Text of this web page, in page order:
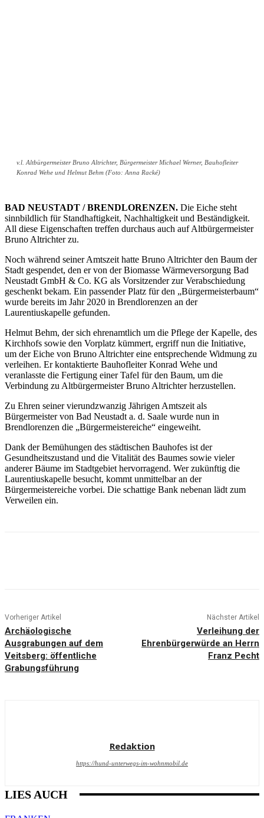
v.l. Altbürgermeister Bruno Altrichter, Bürgermeister Michael Werner, Bauhofleiter
Konrad Wehe und Helmut Behm (Foto: Anna Racké)
BAD NEUSTADT / BRENDLORENZEN. Die Eiche steht
sinnbildlich für Standhaftigkeit, Nachhaltigkeit und Beständigkeit.
All diese Eigenschaften treffen durchaus auch auf Altbürgermeister
Bruno Altrichter zu.
Noch während seiner Amtszeit hatte Bruno Altrichter den Baum der
Stadt gespendet, den er von der Biomasse Wärmeversorgung Bad
Neustadt GmbH & Co. KG als Vorsitzender zur Verabschiedung
geschenkt bekam. Ein passender Platz für den „Bürgermeisterbaum“
wurde bereits im Jahr 2020 in Brendlorenzen an der
Laurentiuskapelle gefunden.
Helmut Behm, der sich ehrenamtlich um die Pflege der Kapelle, des
Kirchhofs sowie den Vorplatz kümmert, ergriff nun die Initiative,
um der Eiche von Bruno Altrichter eine entsprechende Widmung zu
verleihen. Er kontaktierte Bauhofleiter Konrad Wehe und
veranlasste die Fertigung einer Tafel für den Baum, um die
Verbindung zu Altbürgermeister Bruno Altrichter herzustellen.
Zu Ehren seiner vierundzwanzig Jährigen Amtszeit als
Bürgermeister von Bad Neustadt a. d. Saale wurde nun in
Brendlorenzen die „Bürgermeistereiche“ eingeweiht.
Dank der Bemühungen des städtischen Bauhofes ist der
Gesundheitszustand und die Vitalität des Baumes sowie vieler
anderer Bäume im Stadtgebiet hervorragend. Wer zukünftig die
Laurentiuskapelle besucht, kommt unmittelbar an der
Bürgermeistereiche vorbei. Die schattige Bank nebenan lädt zum
Verweilen ein.
Vorheriger Artikel
Archäologische
Ausgrabungen auf dem
Veitsberg: öffentliche
Grabungsführung
Nächster Artikel
Verleihung der
Ehrenbürgerwürde an Herrn
Franz Pecht
Redaktion
https://hund-unterwegs-im-wohnmobil.de
LIES AUCH